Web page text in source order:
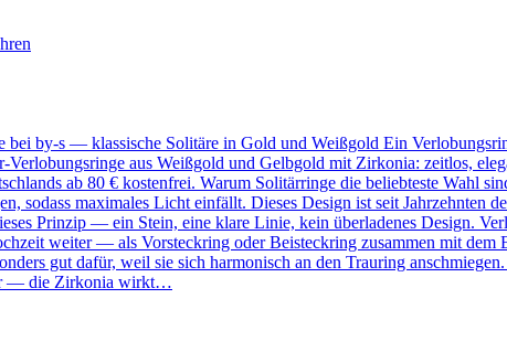
bei by-s — klassische Solitäre in Gold und Weißgold Ein
Verlobungsringe aus Weißgold und Gelbgold mit Zirkonia: zeitlos,
ab 80 € kostenfrei. Warum Solitärringe die beliebteste Wahl
sodass maximales Licht einfällt. Dieses Design ist seit
Prinzip — ein Stein, eine klare Linie, kein überladenes Design.
weiter — als Vorsteckring oder Beisteckring zusammen mit
gut dafür, weil sie sich harmonisch an den Trauring
— die Zirkonia wirkt…